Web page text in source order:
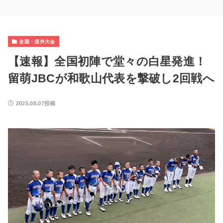
全国・道外大会
【速報】全国初陣で堂々の白星発進！
留萌JBCが和歌山代表を撃破し2回戦へ
2025.08.07投稿